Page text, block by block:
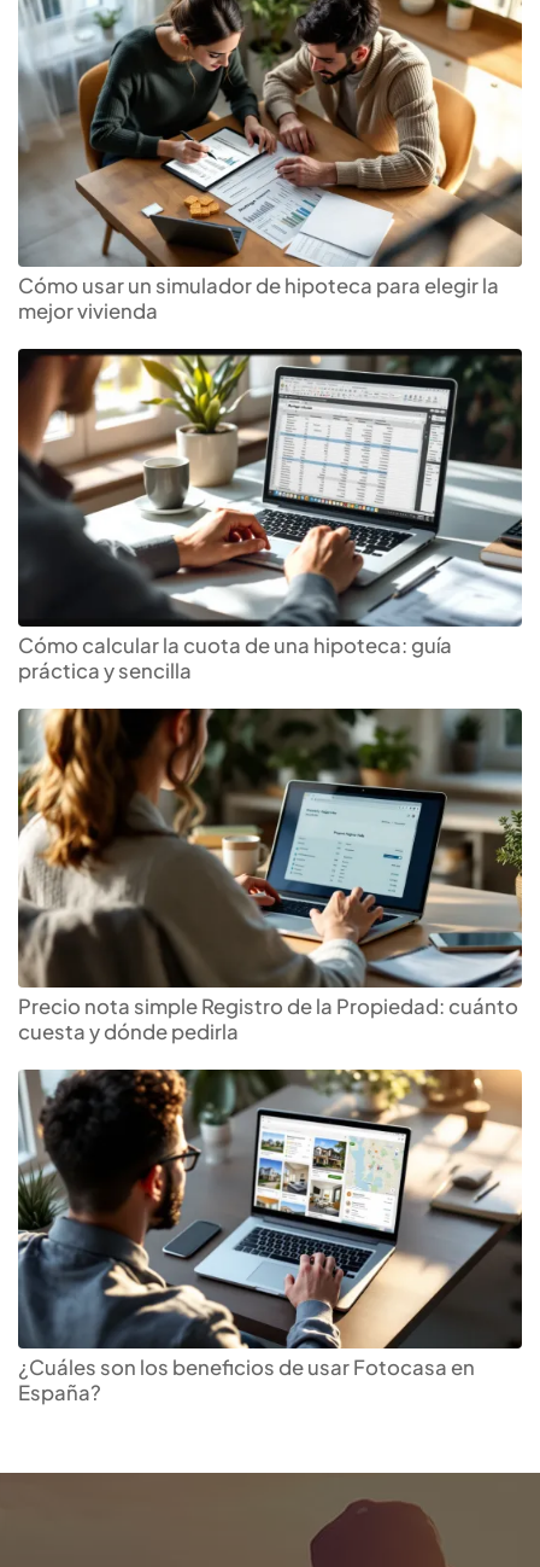
Cómo usar un simulador de hipoteca para elegir la
mejor vivienda
Cómo calcular la cuota de una hipoteca: guía
práctica y sencilla
Precio nota simple Registro de la Propiedad: cuánto
cuesta y dónde pedirla
¿Cuáles son los beneficios de usar Fotocasa en
España?